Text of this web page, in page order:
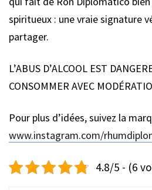
spiritueux : une vraie signature
partager.
L’ABUS D’ALCOOL EST
CONSOMMER AVEC
Pour plus d’idées, suivez la
www.instagram.com/
4.8/5 - (6